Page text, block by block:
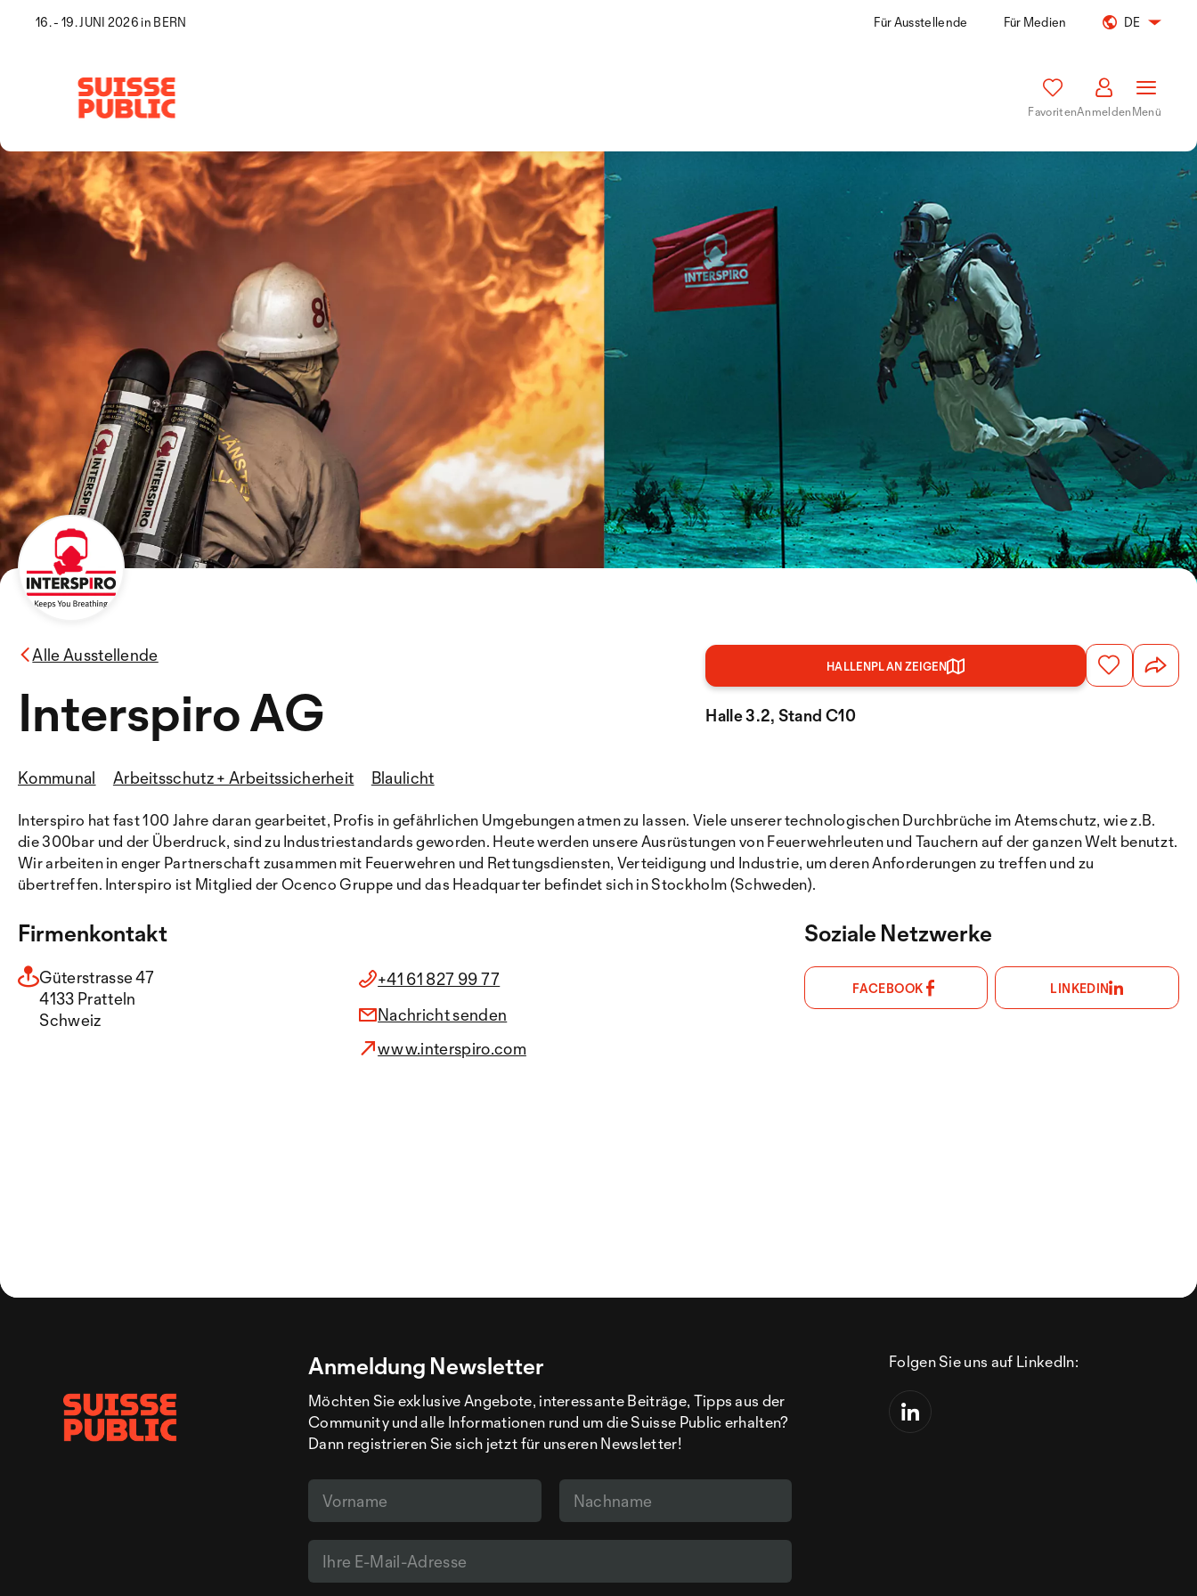
16. - 19. JUNI 2026 in BERN Für Ausstellende Für Medien DE
FavoritenAnmeldenMenü
Alle Ausstellende
Interspiro AG
Kommunal Arbeitsschutz + Arbeitssicherheit Blaulicht
HALLENPLAN ZEIGEN
Halle 3.2, Stand C10
Interspiro hat fast 100 Jahre daran gearbeitet, Profis in gefährlichen Umgebungen atmen zu lassen. Viele unserer technologischen Durchbrüche im Atemschutz, wie z.B.
die 300bar und der Überdruck, sind zu Industriestandards geworden. Heute werden unsere Ausrüstungen von Feuerwehrleuten und Tauchern auf der ganzen Welt benutzt.
Wir arbeiten in enger Partnerschaft zusammen mit Feuerwehren und Rettungsdiensten, Verteidigung und Industrie, um deren Anforderungen zu treffen und zu
übertreffen. Interspiro ist Mitglied der Ocenco Gruppe und das Headquarter befindet sich in Stockholm (Schweden).
Firmenkontakt
Güterstrasse 47
4133 Pratteln
Schweiz
+41 61 827 99 77
Nachricht senden
www.interspiro.com
Soziale Netzwerke
FACEBOOK LINKEDIN
Anmeldung Newsletter
Möchten Sie exklusive Angebote, interessante Beiträge, Tipps aus der
Community und alle Informationen rund um die Suisse Public erhalten?
Dann registrieren Sie sich jetzt für unseren Newsletter!
Folgen Sie uns auf LinkedIn: